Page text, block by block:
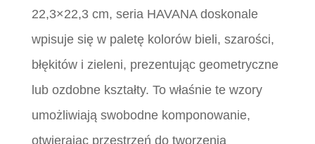
22,3×22,3 cm, seria HAVANA doskonale
wpisuje się w paletę kolorów bieli, szarości,
błękitów i zieleni, prezentując geometryczne
lub ozdobne kształty. To właśnie te wzory
umożliwiają swobodne komponowanie,
otwierając przestrzeń do tworzenia